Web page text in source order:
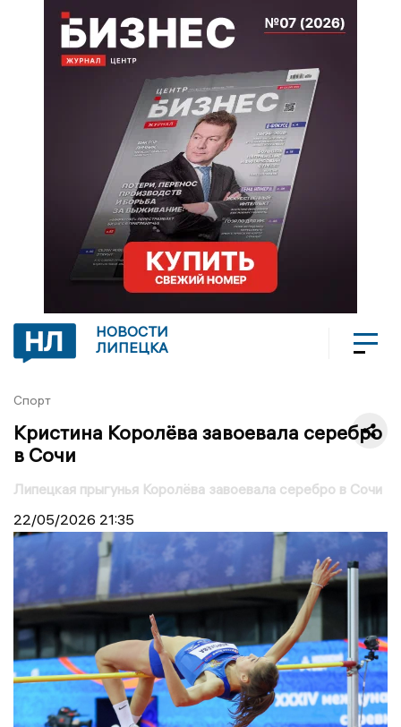
НОВОСТИ
ЛИПЕЦКА
Спорт
Кристина Королёва завоевала серебро
в Сочи
Липецкая прыгунья Королёва завоевала серебро в Сочи
22/05/2026 21:35